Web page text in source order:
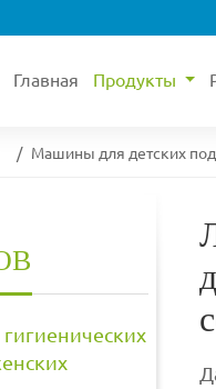
Главная Продукты
Машины для детских